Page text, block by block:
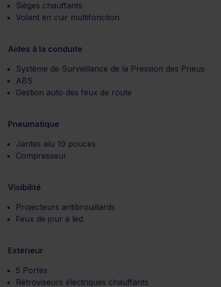
Sièges chauffants
Volant en cuir multifonction
Aides à la conduite
Système de Surveillance de la Pression des Pneus
ABS
Gestion auto des feux de route
Pneumatique
Jantes alu 19 pouces
Compresseur
Visibilité
Projecteurs antibrouillards
Feux de jour à led
Extérieur
5 Portes
Rétroviseurs électriques chauffants